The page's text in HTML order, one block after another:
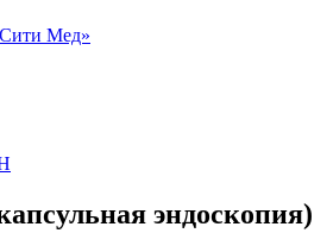
Мед»
эндоскопия)